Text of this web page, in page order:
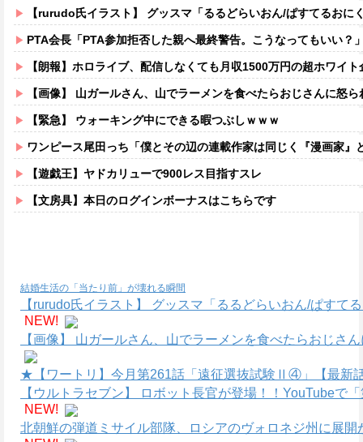
【rurudo氏イラスト】 グッスマ「るるどらいおん/ぱすてるおにくVer.」
PTA会長「PTA参加拒否した親へ最終警告。こうなってもいい？
【朗報】ホロライブ、配信しなくても月収1500万円の超ホワイト
【画像】 山ガールさん、山でラーメンを食べたらおじさんに怒
【緊急】 ウォーキング中にできる暇つぶしｗｗｗ
ワンピース尾田っち「僕とその辺の連載作家は同じく『漫画家』と呼ば
【遊戯王】ヤドカリューで900レス目指すスレ
【文房具】本日のログインボーナスはこちらです
結婚生活の「当たり前」が壊れる瞬間
【rurudo氏イラスト】 グッスマ「るるどらいおん/ぱすて
NEW!
【画像】 山ガールさん、山でラーメンを食べたらおじさ
★【ワートリ】今月第261話「遠征選抜試験Ⅱ④」【最新
【ウルトラセブン】 ロボット長官が登場！！YouTubeで
NEW!
北朝鮮の弾道ミサイル部隊、ロシアのヴォロネジ州に展